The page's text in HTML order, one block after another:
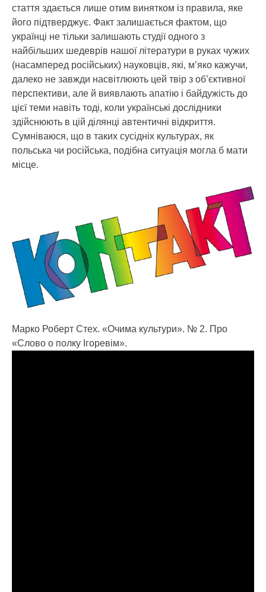
стаття здається лише отим винятком із правила, яке
його підтверджує. Факт залишається фактом, що
українці не тільки залишають студії одного з
найбільших шедеврів нашої літератури в руках чужих
(насамперед російських) науковців, які, м’яко кажучи,
далеко не завжди насвітлюють цей твір з об’єктивної
перспективи, але й виявлають апатію і байдужість до
цієї теми навіть тоді, коли українські дослідники
здійснюють в цій ділянці автентичні відкриття.
Сумніваюся, що в таких сусідніх культурах, як
польська чи російська, подібна ситуація могла б мати
місце.
Марко Роберт Стех. «Очима культури». № 2. Про
«Слово о полку Ігоревім».